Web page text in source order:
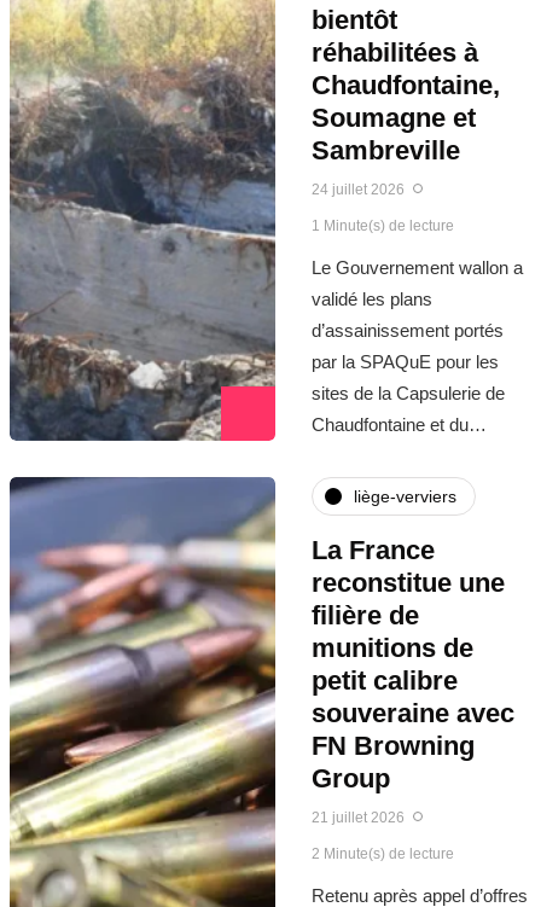
bientôt
réhabilitées à
Chaudfontaine,
Soumagne et
Sambreville
24 juillet 2026
1 Minute(s) de lecture
Le Gouvernement wallon a
validé les plans
d’assainissement portés
par la SPAQuE pour les
sites de la Capsulerie de
Chaudfontaine et du…
liège-verviers
La France
reconstitue une
filière de
munitions de
petit calibre
souveraine avec
FN Browning
Group
21 juillet 2026
2 Minute(s) de lecture
Retenu après appel d’offres